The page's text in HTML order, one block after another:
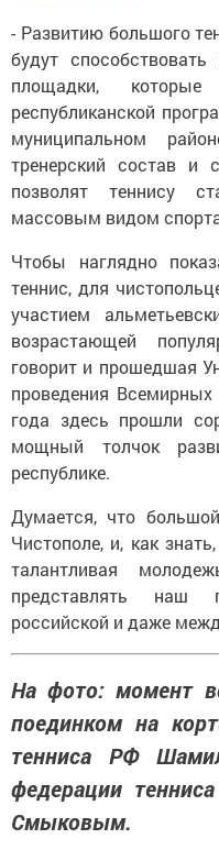
- Развитию большого
будут
площадки,
республиканской
муниципальном
тренерский состав и
позволят теннису
массовым видом
Чтобы наглядно
теннис, для
участием
возрастающей
говорит и прошедшая
проведения Всемирных
года здесь прошли
мощный толчок
республике.
Думается, что
Чистополе, и, как
талантливая
представлять наш
российской и даже
На фото: момент
поединком на
тенниса РФ
федерации
Смыковым.